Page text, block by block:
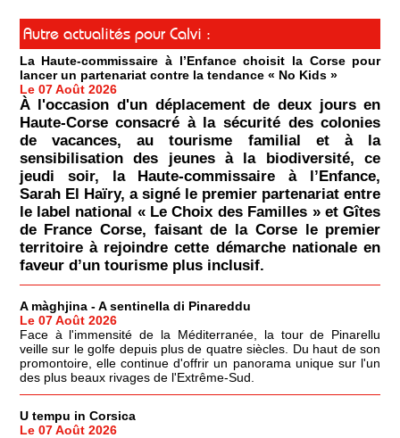
Autre actualités pour Calvi :
La Haute-commissaire à l’Enfance choisit la Corse pour
lancer un partenariat contre la tendance « No Kids »
Le 07 Août 2026
À l'occasion d'un déplacement de deux jours en
Haute-Corse consacré à la sécurité des colonies
de vacances, au tourisme familial et à la
sensibilisation des jeunes à la biodiversité, ce
jeudi soir, la Haute-commissaire à l’Enfance,
Sarah El Haïry, a signé le premier partenariat entre
le label national « Le Choix des Familles » et Gîtes
de France Corse, faisant de la Corse le premier
territoire à rejoindre cette démarche nationale en
faveur d’un tourisme plus inclusif.
A màghjina - A sentinella di Pinareddu
Le 07 Août 2026
Face à l'immensité de la Méditerranée, la tour de Pinarellu
veille sur le golfe depuis plus de quatre siècles. Du haut de son
promontoire, elle continue d'offrir un panorama unique sur l'un
des plus beaux rivages de l'Extrême-Sud.
U tempu in Corsica
Le 07 Août 2026